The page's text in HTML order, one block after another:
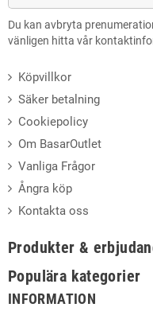
Du kan avbryta
vänligen hitta vår
Köpvillkor
Säker betalning
Cookiepolicy
Om BasarOutlet
Vanliga Frågor
Ångra köp
Kontakta oss
Produkter &
Populära kategorier
INFORMATION